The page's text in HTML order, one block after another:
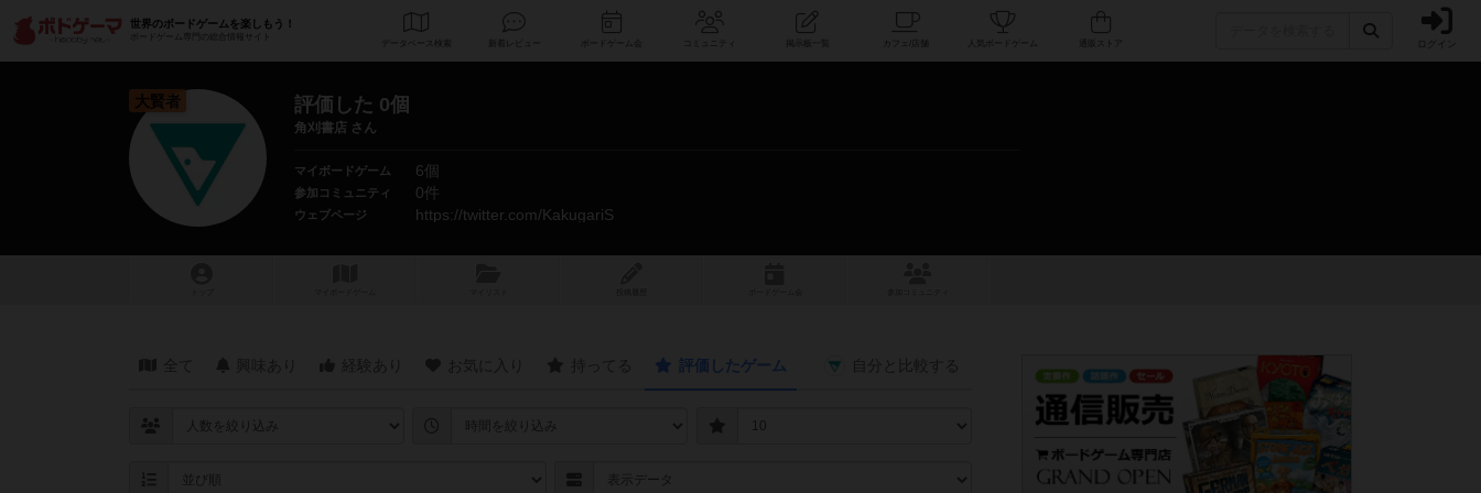
世界のボードゲームを楽しもう！
ボードゲーム専門の総合情報サイト
データベース コミュニティ 人気ボードゲーム ログイン
大賢者 評価した 0個
角刈書店 さん
マイボードゲーム 6個
参加コミュニティ 0件
ウェブページ https://twitter.com/KakugariS
評価したゲーム